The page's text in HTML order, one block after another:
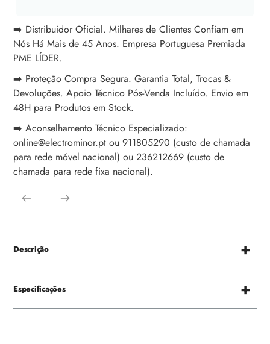
➡️ Distribuidor Oficial. Milhares de Clientes Confiam em
Nós Há Mais de 45 Anos. Empresa Portuguesa Premiada
PME LÍDER.
➡️ Proteção Compra Segura. Garantia Total, Trocas &
Devoluções. Apoio Técnico Pós-Venda Incluído. Envio em
48H para Produtos em Stock.
➡️ Aconselhamento Técnico Especializado:
online@electrominor.pt ou 911805290 (custo de chamada
para rede móvel nacional) ou 236212669 (custo de
chamada para rede fixa nacional).
Descrição
Especificações